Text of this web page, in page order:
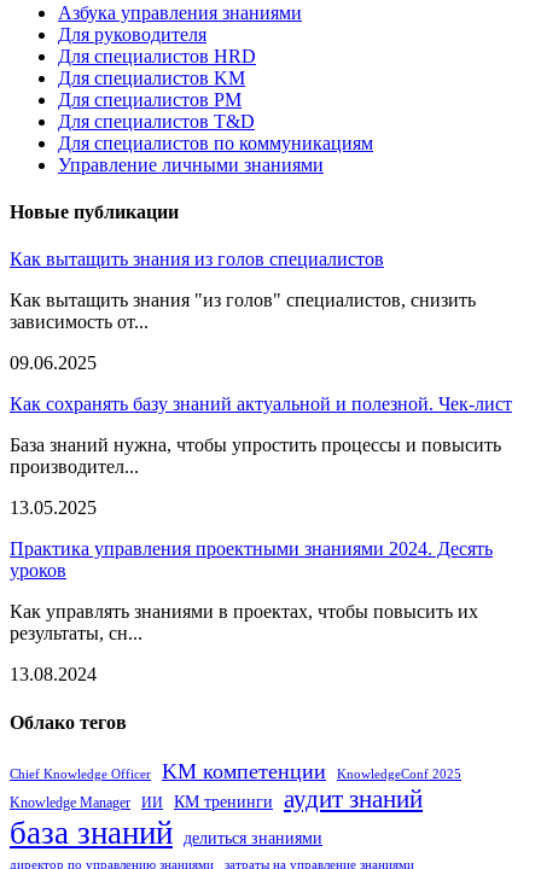
Азбука управления знаниями
Для руководителя
Для специалистов HRD
Для специалистов KM
Для специалистов PM
Для специалистов T&D
Для специалистов по коммуникациям
Управление личными знаниями
Новые публикации
Как вытащить знания из голов специалистов
Как вытащить знания "из голов" специалистов, снизить
зависимость от...
09.06.2025
Как сохранять базу знаний актуальной и полезной. Чек-лист
База знаний нужна, чтобы упростить процессы и повысить
производител...
13.05.2025
Практика управления проектными знаниями 2024. Десять
уроков
Как управлять знаниями в проектах, чтобы повысить их
результаты, сн...
13.08.2024
Облако тегов
Chief Knowledge Officer KM компетенции KnowledgeConf 2025
Knowledge Manager ИИ КМ тренинги аудит знаний
база знаний делиться знаниями
директор по управлению знаниями затраты на управление знаниями